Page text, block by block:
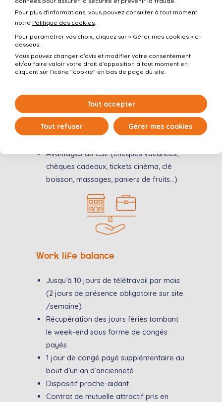
Vie quotidienne et loisirs
Au choix : abonnement transports en
% ou prime de covoiturage, prime vélo,
prime de transport
Carte ticket restaurant (9,50€/jour
Avantages du CSE (chèques vacances,
chèques cadeaux, tickets cinéma, clé
boisson, massages, paniers de fruits…)
Work life balance
Jusqu’à 10 jours de télétravail par mois
(2 jours de présence obligatoire sur site
/semaine)
Récupération des jours fériés tombant
le week-end sous forme de congés
payés
1 jour de congé payé supplémentaire au
bout d’un an d’ancienneté
Dispositif proche-aidant
Contrat de mutuelle attractif pris en
Pour plus d'informations, vous pouvez consulter à tout moment
notre Politique des cookies
Pour paramétrer vos choix, cliquez sur « Gérer mes cookies » ci-
dessous.
Vous pouvez changer d'avis et modifier votre consentement
et/ou faire valoir votre droit d'opposition à tout moment en
cliquant sur l'icône "cookie" en bas de page du site.
Tout accepter
Tout refuser Gérer mes cookies